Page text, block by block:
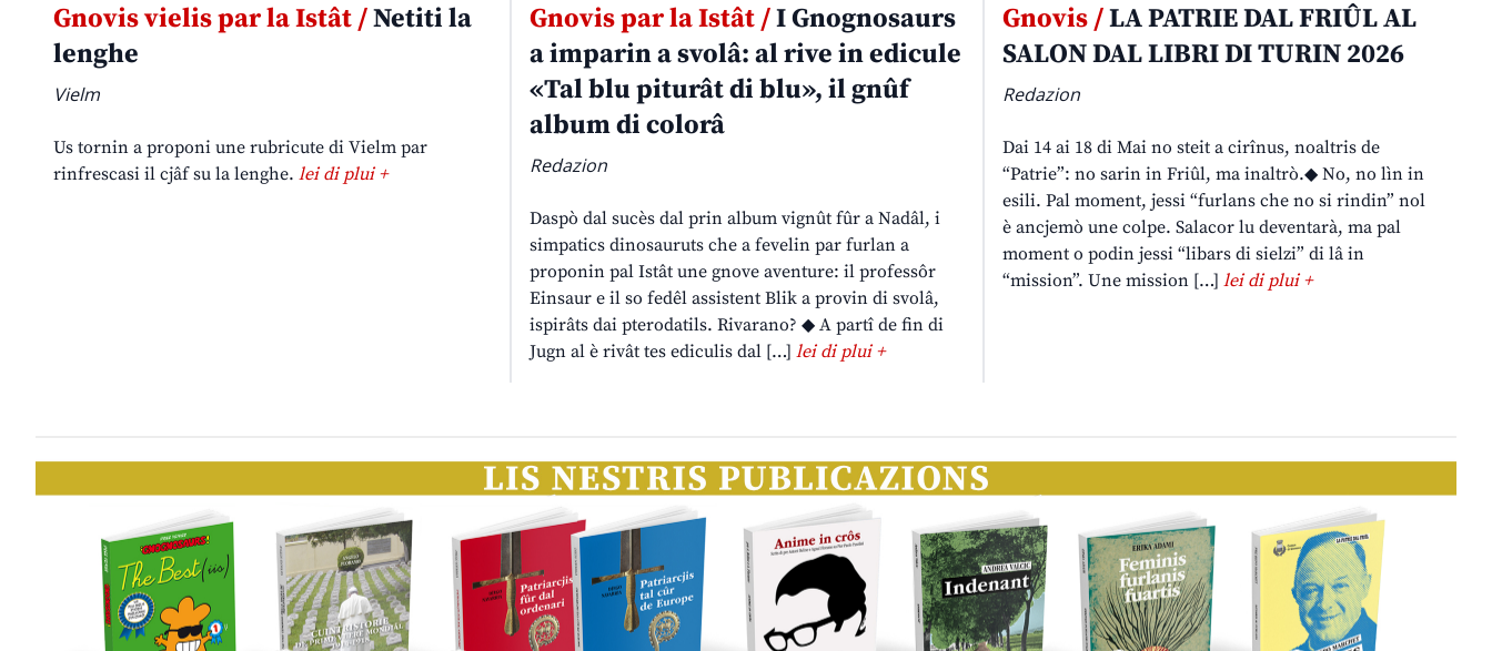
Gnovis vielis par la Istât /Netiti la
lenghe
Vielm
Us tornin a proponi une rubricute di Vielm par
rinfrescasi il cjâf su la lenghe. lei di plui +
Gnovis par la Istât /I Gnognosaurs
a imparin a svolâ: al rive in edicule
«Tal blu piturât di blu», il gnûf
album di colorâ
Redazion
Daspò dal sucès dal prin album vignût fûr a Nadâl, i
simpatics dinosauruts che a fevelin par furlan a
proponin pal Istât une gnove aventure: il professôr
Einsaur e il so fedêl assistent Blik a provin di svolâ,
ispirâts dai pterodatils. Rivarano? ◆ A partî de fin di
Jugn al è rivât tes ediculis dal […] lei di plui +
Gnovis /LA PATRIE DAL FRIÛL AL
SALON DAL LIBRI DI TURIN 2026
Redazion
Dai 14 ai 18 di Mai no steit a cirînus, noaltris de
“Patrie”: no sarin in Friûl, ma inaltrò.◆ No, no lìn in
esili. Pal moment, jessi “furlans che no si rindin” nol
è ancjemò une colpe. Salacor lu deventarà, ma pal
moment o podin jessi “libars di sielzi” di lâ in
“mission”. Une mission […]lei di plui +